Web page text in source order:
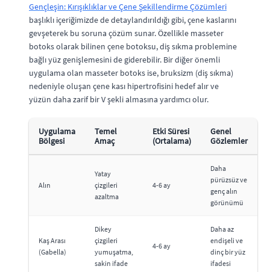
Gençleşin: Kırışıklıklar ve Çene Şekillendirme Çözümleri
başlıklı içeriğimizde de detaylandırıldığı gibi, çene kaslarını
gevşeterek bu soruna çözüm sunar. Özellikle masseter
botoks olarak bilinen çene botoksu, diş sıkma problemine
bağlı yüz genişlemesini de giderebilir. Bir diğer önemli
uygulama olan masseter botoks ise, bruksizm (diş sıkma)
nedeniyle oluşan çene kası hipertrofisini hedef alır ve
yüzün daha zarif bir V şekli almasına yardımcı olur.
Uygulama
Bölgesi
Temel
Amaç
Etki Süresi
(Ortalama)
Genel
Gözlemler
Alın
Yatay
çizgileri
azaltma
4-6 ay
Daha
pürüzsüz ve
genç alın
görünümü
Kaş Arası
(Gabella)
Dikey
çizgileri
yumuşatma,
sakin ifade
4-6 ay
Daha az
endişeli ve
dinç bir yüz
ifadesi